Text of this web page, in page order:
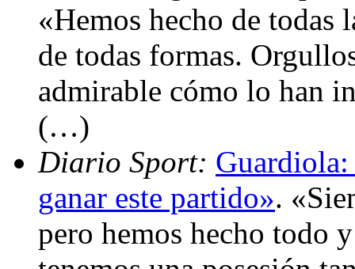
«Hemos hecho de todas
de todas formas.
admirable cómo lo han
(…)
Diario Sport: Guardiola:
ganar este partido».
pero hemos hecho todo